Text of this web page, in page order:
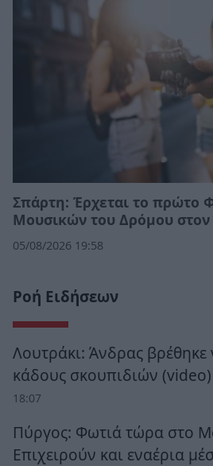
Σπάρτη: Έρχεται το πρώτο
Μουσικών του Δρόμου
05/08/2026 19:58
Ροή Ειδήσεων
Λουτράκι: Άνδρας βρέθηκε
κάδους σκουπιδιών (video)
18:07
Πύργος: Φωτιά τώρα στο
Επιχειρούν και εναέρια